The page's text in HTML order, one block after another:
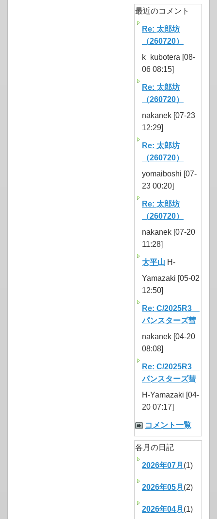
最近のコメント
Re: 太郎坊
（260720）
k_kubotera [08-
06 08:15]
Re: 太郎坊
（260720）
nakanek [07-23
12:29]
Re: 太郎坊
（260720）
yomaiboshi [07-
23 00:20]
Re: 太郎坊
（260720）
nakanek [07-20
11:28]
大平山 H-
Yamazaki [05-02
12:50]
Re: C/2025R3
パンスターズ彗
nakanek [04-20
08:08]
Re: C/2025R3
パンスターズ彗
H-Yamazaki [04-
20 07:17]
コメント一覧
各月の日記
2026年07月 (1)
2026年05月 (2)
2026年04月 (1)